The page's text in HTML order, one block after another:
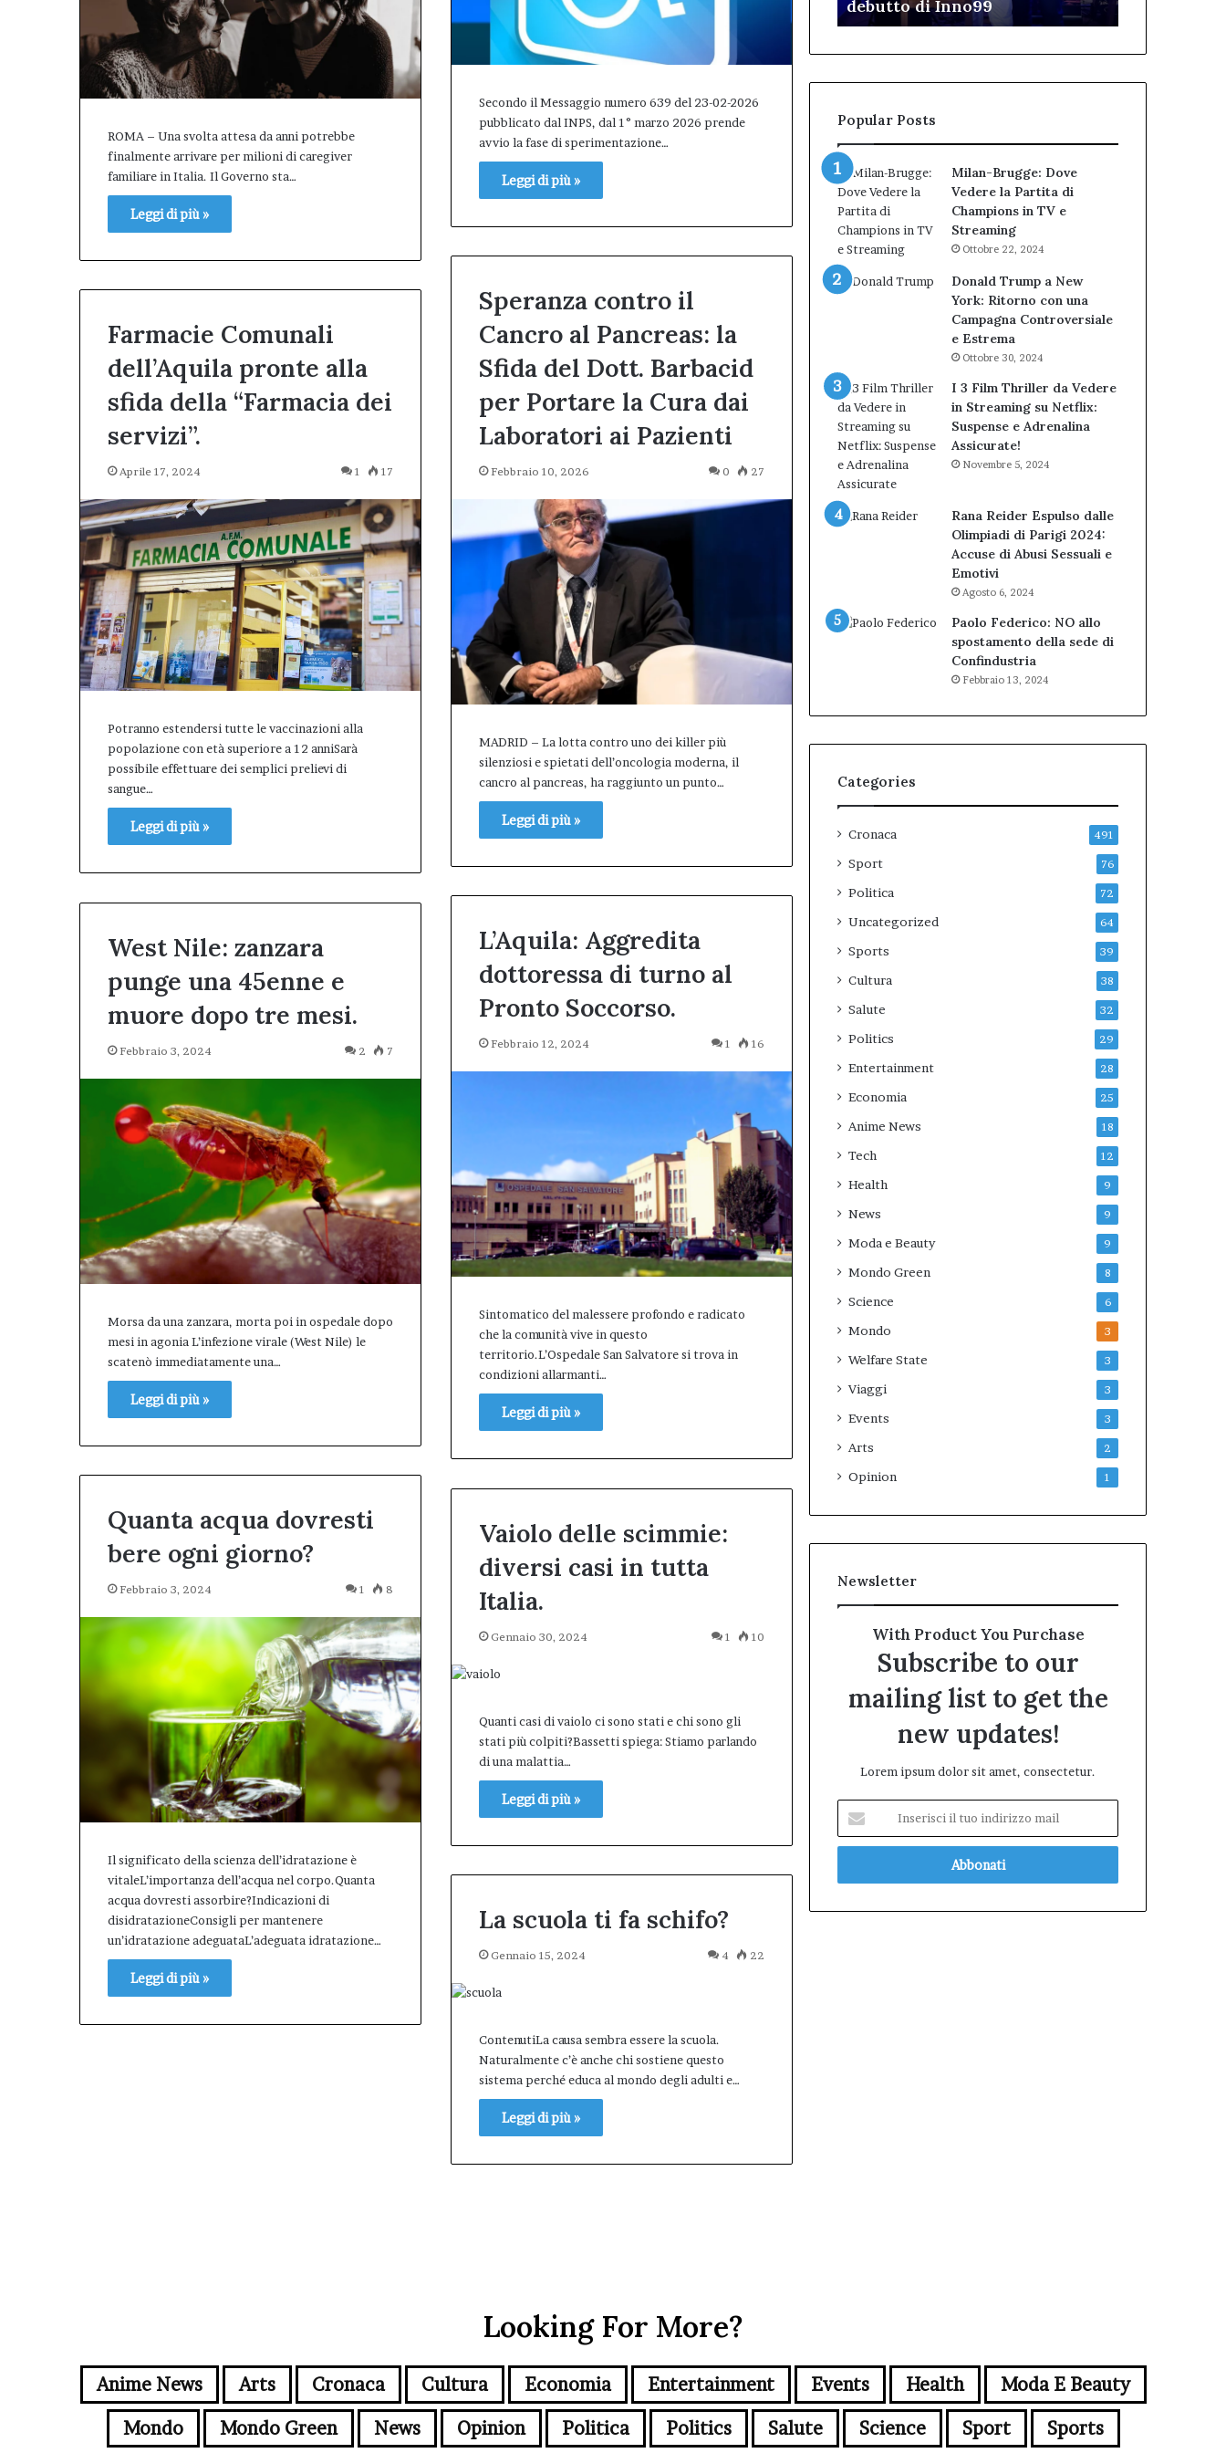
ROMA – Una svolta attesa da anni potrebbe
finalmente arrivare per milioni di caregiver
familiare in Italia. Il Governo sta…
Leggi di più »
Secondo il Messaggio numero 639 del 23-02-2026
pubblicato dal INPS, dal 1° marzo 2026 prende
avvio la fase di sperimentazione…
Leggi di più »
Speranza contro il
Cancro al Pancreas: la
Sfida del Dott. Barbacid
per Portare la Cura dai
Laboratori ai Pazienti
Febbraio 10, 2026 0 27
MADRID – La lotta contro uno dei killer più
silenziosi e spietati dell’oncologia moderna, il
cancro al pancreas, ha raggiunto un punto…
Leggi di più »
Farmacie Comunali
dell’Aquila pronte alla
sfida della “Farmacia dei
servizi”.
Aprile 17, 2024 1 17
Potranno estendersi tutte le vaccinazioni alla
popolazione con età superiore a 12 anniSarà
possibile effettuare dei semplici prelievi di
sangue…
Leggi di più »
L’Aquila: Aggredita
dottoressa di turno al
Pronto Soccorso.
Febbraio 12, 2024 1 16
Sintomatico del malessere profondo e radicato
che la comunità vive in questo
territorio.L’Ospedale San Salvatore si trova in
condizioni allarmanti…
Leggi di più »
West Nile: zanzara
punge una 45enne e
muore dopo tre mesi.
Febbraio 3, 2024 2 7
Morsa da una zanzara, morta poi in ospedale dopo
mesi in agonia L’infezione virale (West Nile) le
scatenò immediatamente una…
Leggi di più »
Quanta acqua dovresti
bere ogni giorno?
Febbraio 3, 2024 1 8
Il significato della scienza dell’idratazione è
vitaleL’importanza dell’acqua nel corpo.Quanta
acqua dovresti assorbire?Indicazioni di
disidratazioneConsigli per mantenere
un’idratazione adeguataL’adeguata idratazione…
Leggi di più »
Vaiolo delle scimmie:
diversi casi in tutta
Italia.
Gennaio 30, 2024 1 10
Quanti casi di vaiolo ci sono stati e chi sono gli
stati più colpiti?Bassetti spiega: Stiamo parlando
di una malattia…
Leggi di più »
La scuola ti fa schifo?
Gennaio 15, 2024 4 22
ContenutiLa causa sembra essere la scuola.
Naturalmente c’è anche chi sostiene questo
sistema perché educa al mondo degli adulti e…
Leggi di più »
un
bilancio
positivo,
responsabile,
che
conferma
valore
dell’Afm
come
città.”.
Il
primo
Inno-
Talk
L’Aquila:
sala
gremita
per
il
debutto
debutto di Inno99
dell’amministrazione
Biondi.
del
TAR”
e
partecipazione
dell’Immaginario
Popular Posts
Milan-Brugge: Dove
Vedere la Partita di
Champions in TV e
Streaming
Ottobre 22, 2024
Donald Trump a New
York: Ritorno con una
Campagna Controversiale
e Estrema
Ottobre 30, 2024
I 3 Film Thriller da Vedere
in Streaming su Netflix:
Suspense e Adrenalina
Assicurate!
Novembre 5, 2024
Rana Reider Espulso dalle
Olimpiadi di Parigi 2024:
Accuse di Abusi Sessuali e
Emotivi
Agosto 6, 2024
Paolo Federico: NO allo
spostamento della sede di
Confindustria
Febbraio 13, 2024
Categories
Cronaca 491
Sport 76
Politica 72
Uncategorized 64
Sports 39
Cultura 38
Salute 32
Politics 29
Entertainment 28
Economia 25
Anime News 18
Tech 12
Health 9
News 9
Moda e Beauty 9
Mondo Green 8
Science 6
Mondo 3
Welfare State 3
Viaggi 3
Events 3
Arts 2
Opinion 1
Newsletter
With Product You Purchase
Subscribe to our
mailing list to get the
new updates!
Lorem ipsum dolor sit amet, consectetur.
tuo
mail
Looking For More?
Anime News Arts Cronaca Cultura Economia Entertainment Events Health
Moda E Beauty
Mondo
Mondo Green News Opinion Politica Politics Salute Science Sport Sports